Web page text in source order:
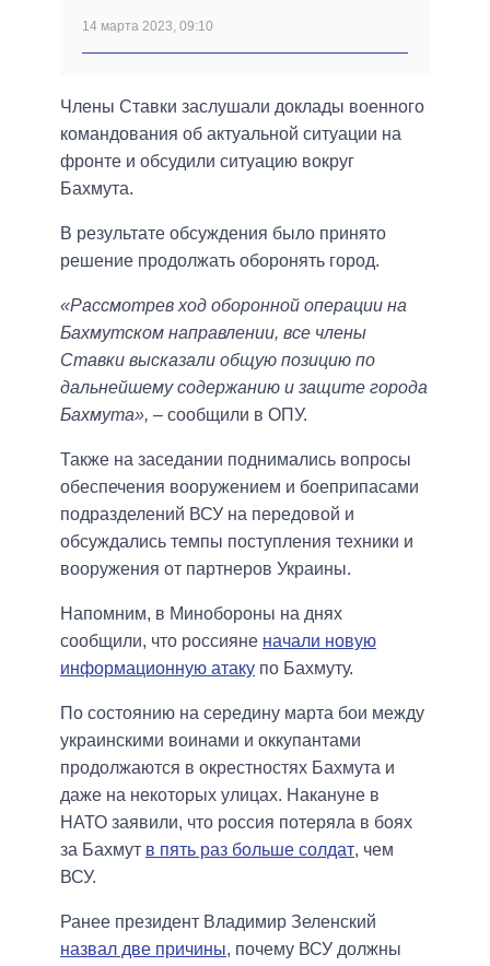
14 марта 2023, 09:10
Члены Ставки заслушали доклады военного
командования об актуальной ситуации на
фронте и обсудили ситуацию вокруг
Бахмута.
В результате обсуждения было принято
решение продолжать оборонять город.
«Рассмотрев ход оборонной операции на
Бахмутском направлении, все члены
Ставки высказали общую позицию по
дальнейшему содержанию и защите города
Бахмута», – сообщили в ОПУ.
Также на заседании поднимались вопросы
обеспечения вооружением и боеприпасами
подразделений ВСУ на передовой и
обсуждались темпы поступления техники и
вооружения от партнеров Украины.
Напомним, в Минобороны на днях
сообщили, что россияне начали новую
информационную атаку по Бахмуту.
По состоянию на середину марта бои между
украинскими воинами и оккупантами
продолжаются в окрестностях Бахмута и
даже на некоторых улицах. Накануне в
НАТО заявили, что россия потеряла в боях
за Бахмут в пять раз больше солдат, чем
ВСУ.
Ранее президент Владимир Зеленский
назвал две причины, почему ВСУ должны